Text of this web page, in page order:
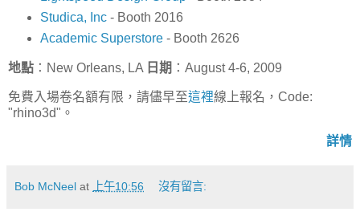
Studica, Inc- Booth 2016
Academic Superstore- Booth 2626
地點 ：New Orleans, LA 日期 ：August 4-6, 2009
免費入場卷名額有限，請儘早至這裡線上報名，Code:
"rhino3d"。
詳情
Bob McNeel at 上午10:56 沒有留言: